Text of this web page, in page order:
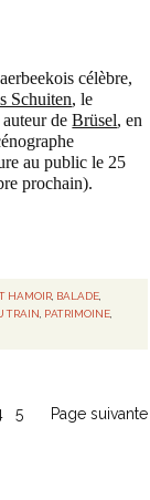
célèbre,
Schuiten, le
auteur deBrüsel, en
au public le 25
prochain).
HAMOIR, BALADE,
TRAIN, PATRIMOINE,
5 Page suivante